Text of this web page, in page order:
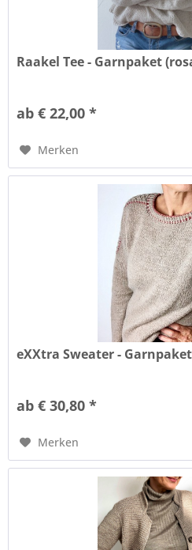
Raakel Tee - Garnpaket
ab € 22,00 *
Merken
eXXtra Sweater -
ab € 30,80 *
Merken